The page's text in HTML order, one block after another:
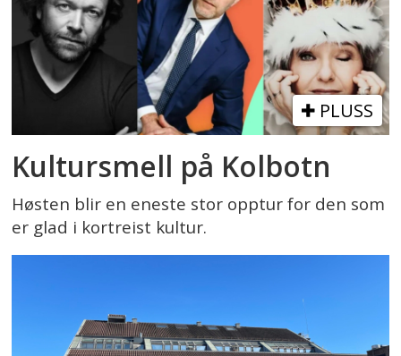
PLUSS
Kultursmell på Kolbotn
Høsten blir en eneste stor opptur for den som
er glad i kortreist kultur.